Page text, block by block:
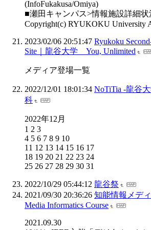
(InfoFukakusa/Omiya)
■瀬田キャンパス>情報施設詳細状
Copyright(c) RYUKOKU University
2023/02/06 20:51:47 Ryukoku
Site｜龍谷大学 You, Unlimited
メディア登場一覧
2022/12/01 18:01:34 NoTiTia -龍谷
科
2022年12月
1 2 3
4 5 6 7 8 9 10
11 12 13 14 15 16 17
18 19 20 21 22 23 24
25 26 27 28 29 30 31
2022/10/29 05:44:12 龍谷祭
2021/09/30 20:36:26 知能情報メデ
Media Informatics Course
2021.09.30